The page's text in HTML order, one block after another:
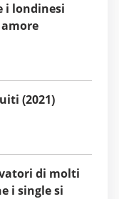
i londinesi
(2021)
di molti
i single si